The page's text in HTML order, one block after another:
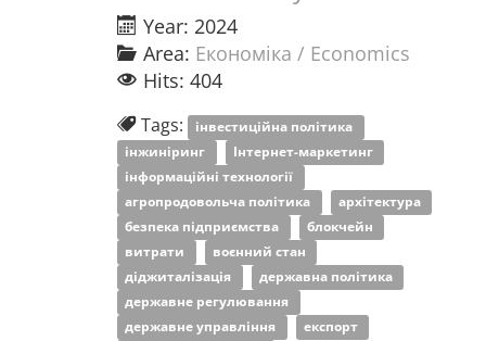
Year: 2024
Area: Економіка / Economics
Hits: 404
Tags: інвестиційна політика
інжиніринг
Інтернет-маркетинг
інформаційні технології
агропродовольча політика
архітектура
безпека підприємства
блокчейн
витрати
воєнний стан
діджиталізація
державна політика
державне регулювання
державне управління
експорт